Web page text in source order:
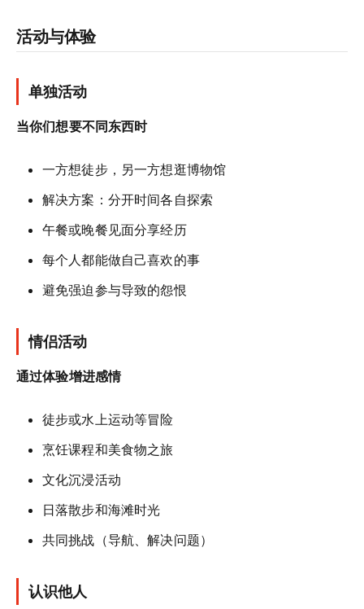
活动与体验
单独活动
当你们想要不同东西时
一方想徒步，另一方想逛博物馆
解决方案：分开时间各自探索
午餐或晚餐见面分享经历
每个人都能做自己喜欢的事
避免强迫参与导致的怨恨
情侣活动
通过体验增进感情
徒步或水上运动等冒险
烹饪课程和美食物之旅
文化沉浸活动
日落散步和海滩时光
共同挑战（导航、解决问题）
认识他人